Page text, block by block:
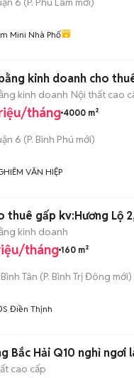
Mini Nhà Phố
kinh doanh cho
kinh doanh Nội thất cao
tháng 4000 m²
6 (P. Bình Phú mới)
VĂN HIỆP
thuê gấp kv:Hương Lộ
kinh doanh
tháng 160 m²
Tân (P. Bình Trị Đông mới)
Điền Thịnh
Bắc Hải Q10 nghỉ ngơi
cao cấp